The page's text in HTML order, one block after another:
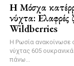
Η Μόσχα
νύχτα: Ελαφρές
Wildberries
Η Ρωσία ανακοίνωσε
νύχτας 605
πάνω...